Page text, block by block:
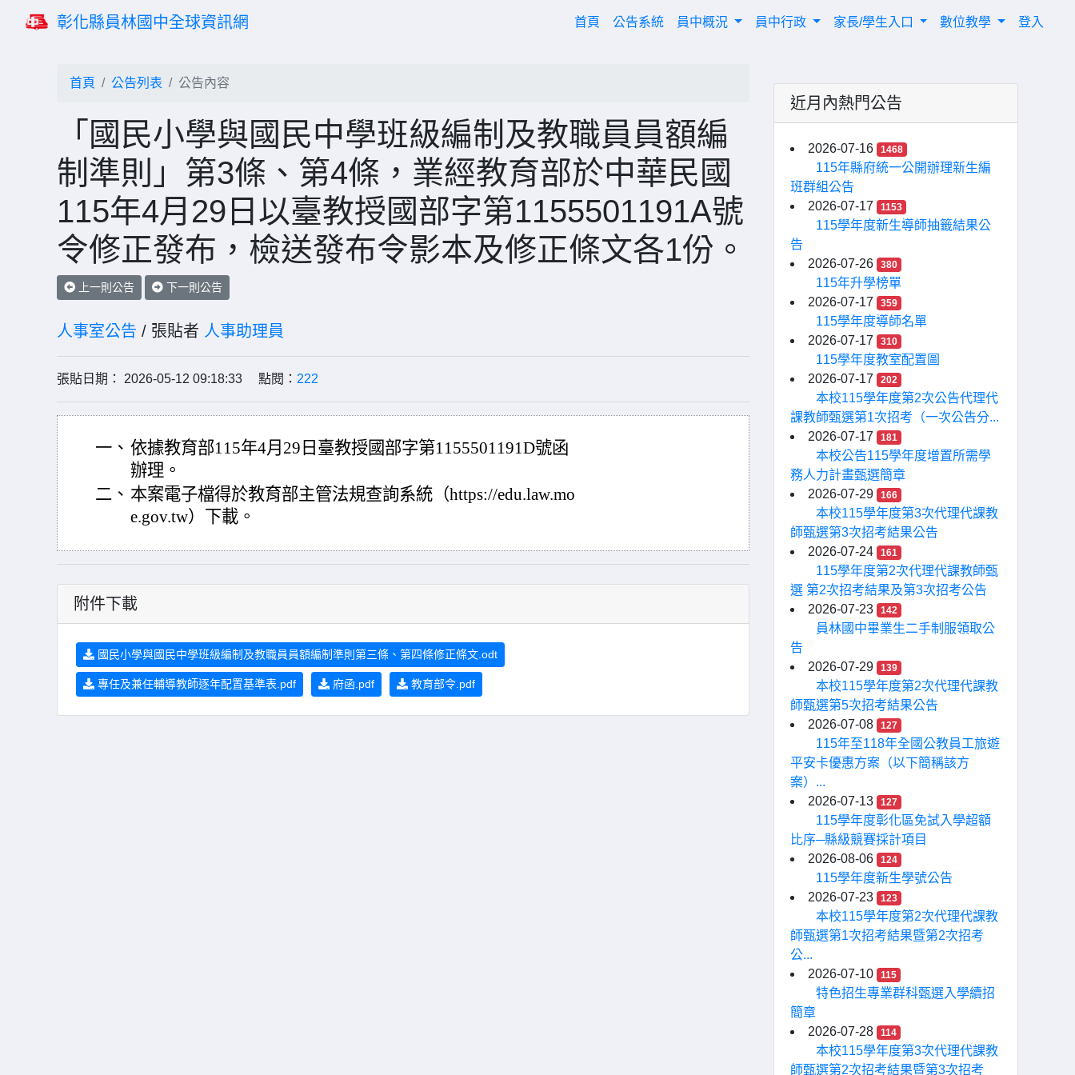
彰化縣員林國中全球資訊網 首頁 (current)
公告系統 員中概況 員中行政 家長/學生入口 數位教學 登入
首頁 公告列表 公告內容
「國民小學與國民中學班級編制及教職員員額編
制準則」第3條、第4條，業經教育部於中華民國
115年4月29日以臺教授國部字第1155501191A號
令修正發布，檢送發布令影本及修正條文各1份。
上一則公告 下一則公告
人事室公告 / 張貼者 人事助理員
張貼日期： 2026-05-12 09:18:33 點閱： 222
一、 依據教育部115年4月29日臺教授國部字第1155501191D號函
辦理。
二、 本案電子檔得於教育部主管法規查詢系統（https://edu.law.mo
e.gov.tw）下載。
附件下載
國民小學與國民中學班級編制及教職員員額編制準則第三條、第四條修正條文.odt
專任及兼任輔導教師逐年配置基準表.pdf 府函.pdf 教育部令.pdf
近月內熱門公告
2026-07-16 1468
115年縣府統一公開辦理新生編
班群組公告
2026-07-17
1153
115學年度新生導師抽籤結果公
告
2026-07-26
380
115年升學榜單
2026-07-17
359
115學年度導師名單
2026-07-17
310
115學年度教室配置圖
2026-07-17
202
本校115學年度第2次公告代理代
課教師甄選第1次招考（一次公告分...
2026-07-17
181
本校公告115學年度增置所需學
務人力計畫甄選簡章
2026-07-29
166
本校115學年度第3次代理代課教
師甄選第3次招考結果公告
2026-07-24
161
115學年度第2次代理代課教師甄
選 第2次招考結果及第3次招考公告
2026-07-23
142
員林國中畢業生二手制服領取公
告
2026-07-29
139
本校115學年度第2次代理代課教
師甄選第5次招考結果公告
2026-07-08
127
115年至118年全國公教員工旅遊
平安卡優惠方案（以下簡稱該方
案）...
2026-07-13
127
115學年度彰化區免試入學超額
比序─縣級競賽採計項目
2026-08-06
124
115學年度新生學號公告
2026-07-23
123
本校115學年度第2次代理代課教
師甄選第1次招考結果暨第2次招考
公...
2026-07-10
115
特色招生專業群科甄選入學續招
簡章
2026-07-28
114
本校115學年度第3次代理代課教
師甄選第2次招考結果暨第3次招考